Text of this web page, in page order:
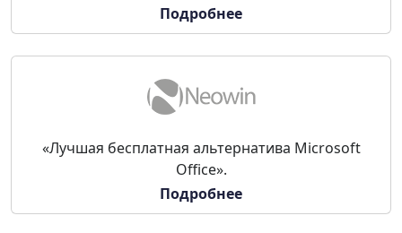
Подробнее
«Лучшая бесплатная альтернатива Microsoft
Office».
Подробнее